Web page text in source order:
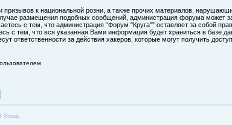
призывов к национальной розни, а также прочих материалов,
размещения подобных сообщений, администрация форума может
с тем, что администрация “Форум "Круга"” оставляет за собой
с тем, что вся указанная Вами информация будет храниться в базе
ответственности за действия хакеров, которые могут получить
Group.